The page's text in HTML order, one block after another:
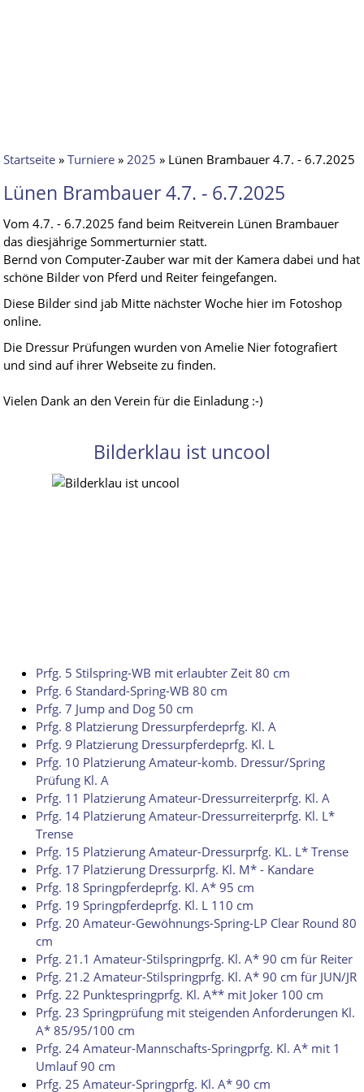
Startseite »Turniere »2025 » Lünen Brambauer 4.7. - 6.7.2025
Lünen Brambauer 4.7. - 6.7.2025
Vom 4.7. - 6.7.2025 fand beim Reitverein Lünen Brambauer
das diesjährige Sommerturnier statt.
Bernd von Computer-Zauber war mit der Kamera dabei und hat
schöne Bilder von Pferd und Reiter feingefangen.
Diese Bilder sind jab Mitte nächster Woche hier im Fotoshop
online.
Die Dressur Prüfungen wurden von Amelie Nier fotografiert
und sind auf ihrer Webseite zu finden.
Vielen Dank an den Verein für die Einladung :-)
Bilderklau ist uncool
Prfg. 5 Stilspring-WB mit erlaubter Zeit 80 cm
Prfg. 6 Standard-Spring-WB 80 cm
Prfg. 7 Jump and Dog 50 cm
Prfg. 8 Platzierung Dressurpferdeprfg. Kl. A
Prfg. 9 Platzierung Dressurpferdeprfg. Kl. L
Prfg. 10 Platzierung Amateur-komb. Dressur/Spring
Prüfung Kl. A
Prfg. 11 Platzierung Amateur-Dressurreiterprfg. Kl. A
Prfg. 14 Platzierung Amateur-Dressurreiterprfg. Kl. L*
Trense
Prfg. 15 Platzierung Amateur-Dressurprfg. KL. L* Trense
Prfg. 17 Platzierung Dressurprfg. Kl. M* - Kandare
Prfg. 18 Springpferdeprfg. Kl. A* 95 cm
Prfg. 19 Springpferdeprfg. Kl. L 110 cm
Prfg. 20 Amateur-Gewöhnungs-Spring-LP Clear Round 80
cm
Prfg. 21.1 Amateur-Stilspringprfg. Kl. A* 90 cm für Reiter
Prfg. 21.2 Amateur-Stilspringprfg. Kl. A* 90 cm für JUN/JR
Prfg. 22 Punktespringprfg. Kl. A** mit Joker 100 cm
Prfg. 23 Springprüfung mit steigenden Anforderungen Kl.
A* 85/95/100 cm
Prfg. 24 Amateur-Mannschafts-Springprfg. Kl. A* mit 1
Umlauf 90 cm
Prfg. 25 Amateur-Springprfg. Kl. A* 90 cm